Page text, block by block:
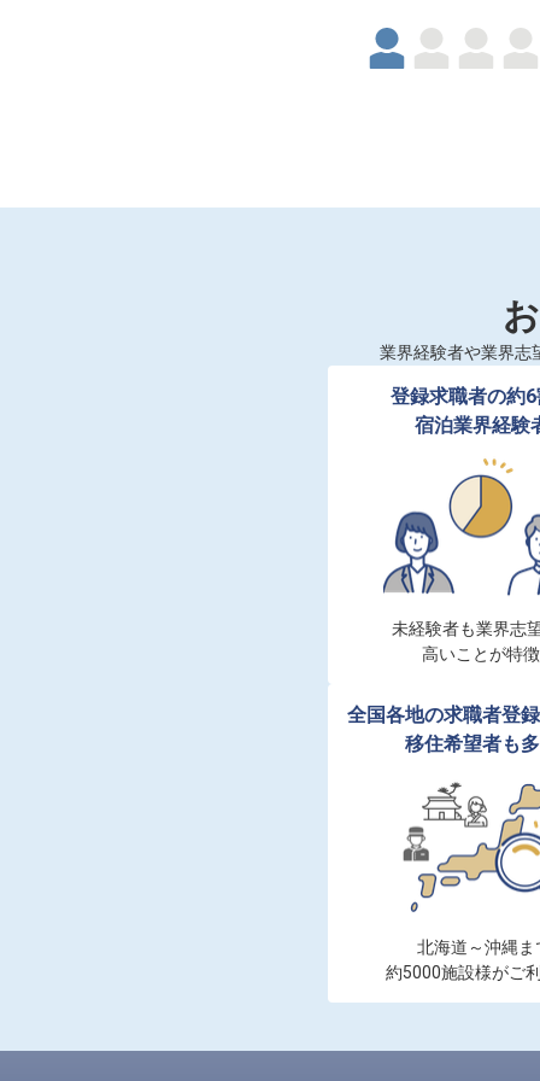
業界経験者や業界志
登録求職者の約
宿泊業界経験
未経験者も業界志
高いことが特徴
全国各地の求職者登
移住希望者も
北海道～沖縄ま
約5000施設様がご